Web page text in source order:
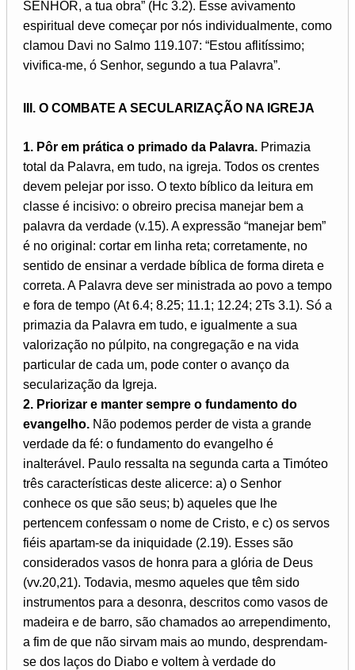
SENHOR, a tua obra” (Hc 3.2). Esse avivamento
espiritual deve começar por nós individualmente, como
clamou Davi no Salmo 119.107: “Estou aflitíssimo;
vivifica-me, ó Senhor, segundo a tua Palavra”.
III. O COMBATE A SECULARIZAÇÃO NA IGREJA
1. Pôr em prática o primado da Palavra. Primazia
total da Palavra, em tudo, na igreja. Todos os crentes
devem pelejar por isso. O texto bíblico da leitura em
classe é incisivo: o obreiro precisa manejar bem a
palavra da verdade (v.15). A expressão “manejar bem”
é no original: cortar em linha reta; corretamente, no
sentido de ensinar a verdade bíblica de forma direta e
correta. A Palavra deve ser ministrada ao povo a tempo
e fora de tempo (At 6.4; 8.25; 11.1; 12.24; 2Ts 3.1). Só a
primazia da Palavra em tudo, e igualmente a sua
valorização no púlpito, na congregação e na vida
particular de cada um, pode conter o avanço da
secularização da Igreja.
2. Priorizar e manter sempre o fundamento do
evangelho. Não podemos perder de vista a grande
verdade da fé: o fundamento do evangelho é
inalterável. Paulo ressalta na segunda carta a Timóteo
três características deste alicerce: a) o Senhor
conhece os que são seus; b) aqueles que lhe
pertencem confessam o nome de Cristo, e c) os servos
fiéis apartam-se da iniquidade (2.19). Esses são
considerados vasos de honra para a glória de Deus
(vv.20,21). Todavia, mesmo aqueles que têm sido
instrumentos para a desonra, descritos como vasos de
madeira e de barro, são chamados ao arrependimento,
a fim de que não sirvam mais ao mundo, desprendam-
se dos laços do Diabo e voltem à verdade do